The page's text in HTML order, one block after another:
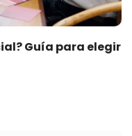
Guía para elegir